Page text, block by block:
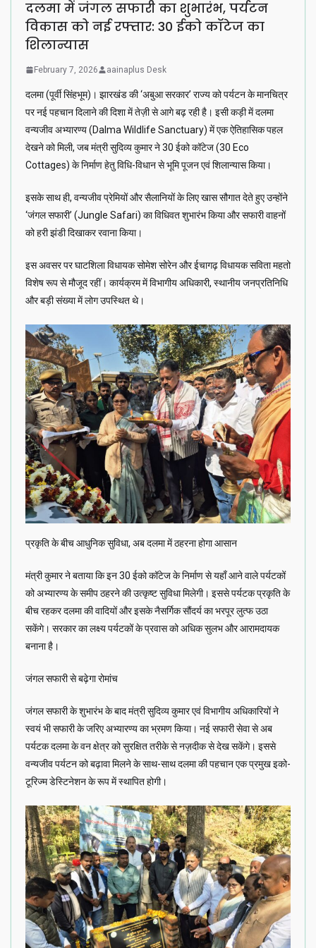
दलमा में जंगल सफारी का शुभारंभ, पर्यटन
विकास को नई रफ्तार: 30 ईको कॉटेज का
शिलान्यास
February 7, 2026 aainaplus Desk
दलमा (पूर्वी सिंहभूम)। झारखंड की ‘अबुआ सरकार’ राज्य को पर्यटन के मानचित्र
पर नई पहचान दिलाने की दिशा में तेज़ी से आगे बढ़ रही है। इसी कड़ी में दलमा
वन्यजीव अभ्यारण्य (Dalma Wildlife Sanctuary) में एक ऐतिहासिक पहल
देखने को मिली, जब मंत्री सुदिव्य कुमार ने 30 ईको कॉटेज (30 Eco
Cottages) के निर्माण हेतु विधि-विधान से भूमि पूजन एवं शिलान्यास किया।
इसके साथ ही, वन्यजीव प्रेमियों और सैलानियों के लिए खास सौगात देते हुए उन्होंने
‘जंगल सफारी’ (Jungle Safari) का विधिवत शुभारंभ किया और सफारी वाहनों
को हरी झंडी दिखाकर रवाना किया।
इस अवसर पर घाटशिला विधायक सोमेश सोरेन और ईचागढ़ विधायक सविता महतो
विशेष रूप से मौजूद रहीं। कार्यक्रम में विभागीय अधिकारी, स्थानीय जनप्रतिनिधि
और बड़ी संख्या में लोग उपस्थित थे।
प्रकृति के बीच आधुनिक सुविधा, अब दलमा में ठहरना होगा आसान
मंत्री कुमार ने बताया कि इन 30 ईको कॉटेज के निर्माण से यहाँ आने वाले पर्यटकों
को अभ्यारण्य के समीप ठहरने की उत्कृष्ट सुविधा मिलेगी। इससे पर्यटक प्रकृति के
बीच रहकर दलमा की वादियों और इसके नैसर्गिक सौंदर्य का भरपूर लुत्फ उठा
सकेंगे। सरकार का लक्ष्य पर्यटकों के प्रवास को अधिक सुलभ और आरामदायक
बनाना है।
जंगल सफारी से बढ़ेगा रोमांच
जंगल सफारी के शुभारंभ के बाद मंत्री सुदिव्य कुमार एवं विभागीय अधिकारियों ने
स्वयं भी सफारी के जरिए अभ्यारण्य का भ्रमण किया। नई सफारी सेवा से अब
पर्यटक दलमा के वन क्षेत्र को सुरक्षित तरीके से नज़दीक से देख सकेंगे। इससे
वन्यजीव पर्यटन को बढ़ावा मिलने के साथ-साथ दलमा की पहचान एक प्रमुख इको-
टूरिज्म डेस्टिनेशन के रूप में स्थापित होगी।